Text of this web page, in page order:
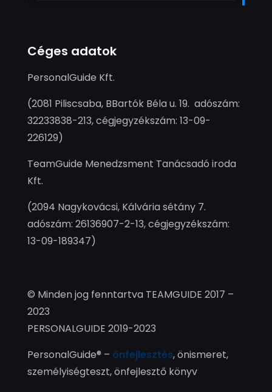
Céges adatok
PersonalGuide Kft.
(2081 Piliscsaba, BBartók Béla u. 19. adószám:
32233838-213, cégjegyzékszám: 13-09-
226129)
TeamGuide Menedzsment Tanácsadó iroda
Kft.
(2094 Nagykovácsi, Kálvária sétány 7.
adószám: 26136907-2-13, cégjegyzékszám:
13-09-189347)
© Minden jog fenntartva TEAMGUIDE 2017 –
2023
PERSONALGUIDE 2019-2023
PersonalGuide® – önfejlesztés, önismeret,
személyiségteszt, önfejlesztő könyv